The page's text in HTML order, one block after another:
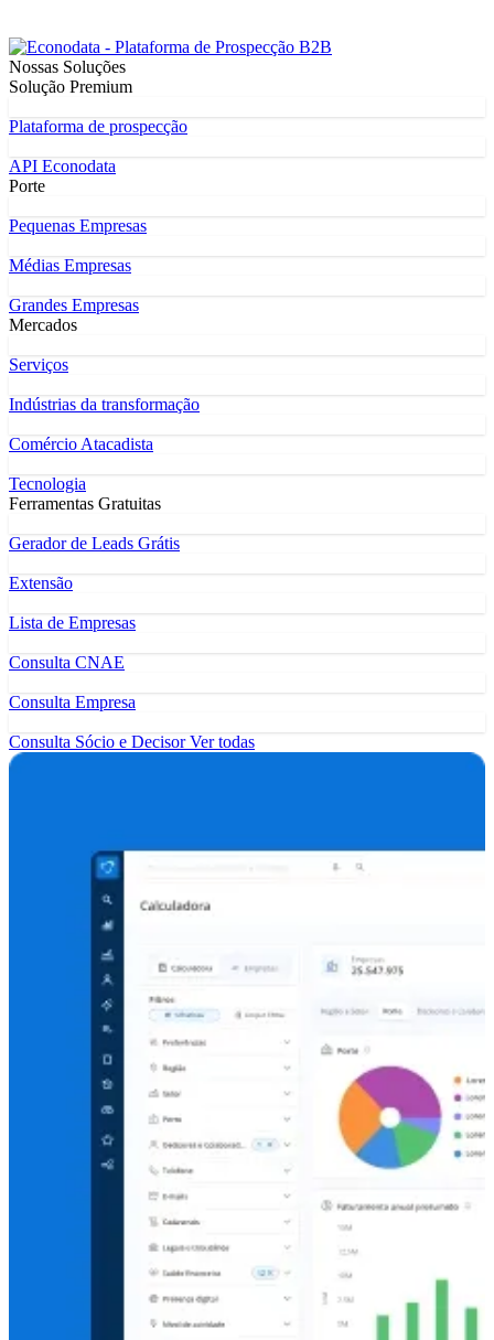
Nossas Soluções
Solução Premium
Plataforma de prospecção
API Econodata
Porte
Pequenas Empresas
Médias Empresas
Grandes Empresas
Mercados
Serviços
Indústrias da transformação
Comércio Atacadista
Tecnologia
Ferramentas Gratuitas
Gerador de Leads Grátis
Extensão
Lista de Empresas
Consulta CNAE
Consulta Empresa
Consulta Sócio e DecisorVer todas